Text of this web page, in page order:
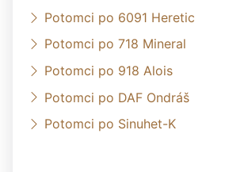
Potomci po 6091 Heretic
Potomci po 718 Mineral
Potomci po 918 Alois
Potomci po DAF Ondráš
Potomci po Sinuhet-K